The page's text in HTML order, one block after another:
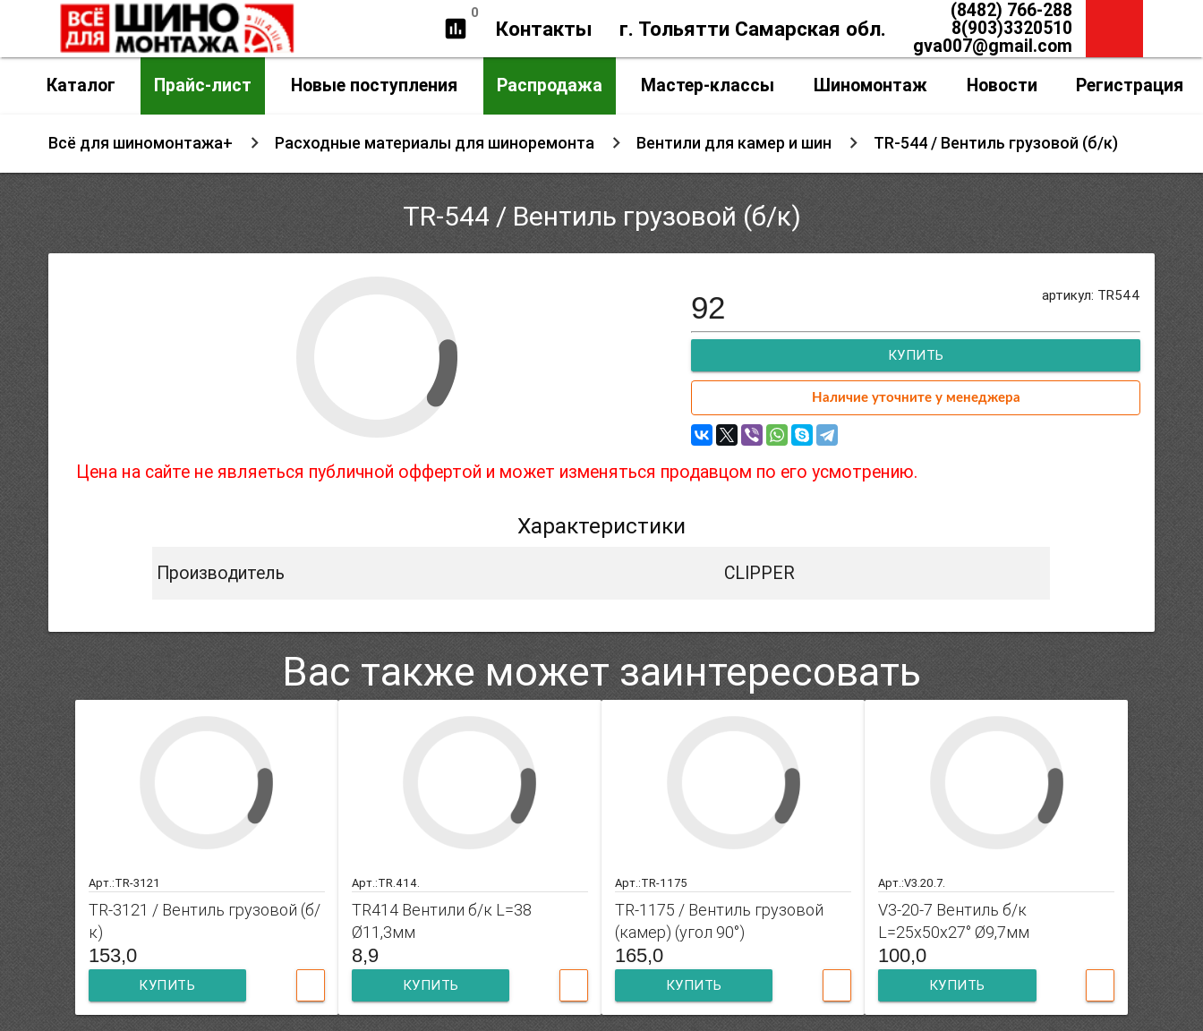
insert_chart
0
Контакты г. Тольятти Самарская обл.
(8482) 766-288
8(903)3320510
gva007@gmail.com
Каталог
Прайс-лист Новые поступления Распродажа Мастер-классы Шиномонтаж Новости Регистрация
Всё для шиномонтажа+ Расходные материалы для шиноремонта Вентили для камер и шин TR-544 / Вентиль грузовой (б/к)
TR-544 / Вентиль грузовой (б/к)
артикул: TR544
92
КУПИТЬ
Наличие уточните у менеджера
Цена на сайте не являеться публичной оффертой и может изменяться продавцом по его усмотрению.
Характеристики
Производитель CLIPPER
Вас также может заинтересовать
Арт.:TR-3121
TR-3121 / Вентиль грузовой (б/
к)
153,0
КУПИТЬ
Арт.:TR.414.
TR414 Вентили б/к L=38
Ø11,3мм
8,9
КУПИТЬ
Арт.:TR-1175
TR-1175 / Вентиль грузовой
(камер) (угол 90°)
165,0
КУПИТЬ
Арт.:V3.20.7.
V3-20-7 Вентиль б/к
L=25x50x27° Ø9,7мм
100,0
КУПИТЬ